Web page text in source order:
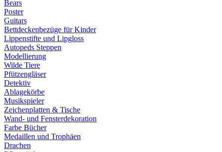
Bears
Poster
Guitars
Bettdeckenbezüge für Kinder
Lippenstifte und Lipgloss
Autopeds Steppen
Modellierung
Wilde Tiere
Pfützengläser
Detektiv
Ablagekörbe
Musikspieler
Zeichenplatten & Tische
Wand- und Fensterdekoration
Farbe Bücher
Medaillen und Trophäen
Drachen